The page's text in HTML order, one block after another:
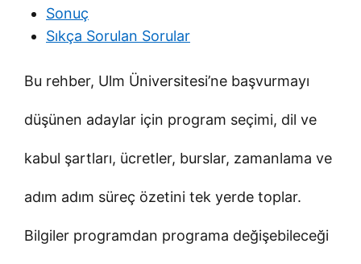
Sonuç
Sıkça Sorulan Sorular
Bu rehber, Ulm Üniversitesi’ne başvurmayı
düşünen adaylar için program seçimi, dil ve
kabul şartları, ücretler, burslar, zamanlama ve
adım adım süreç özetini tek yerde toplar.
Bilgiler programdan programa değişebileceği